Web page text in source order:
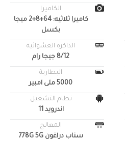
الكاميرا
كاميرا ثلاثيه: 64+8+2 ميجا
بكسل
الذاكرة العشوائية
8/12 جيجا رام
البطارية
5000 ملى امبير
نظام التشغيل
اندرويد 11
المعالج
سناب دراغون 778G 5G